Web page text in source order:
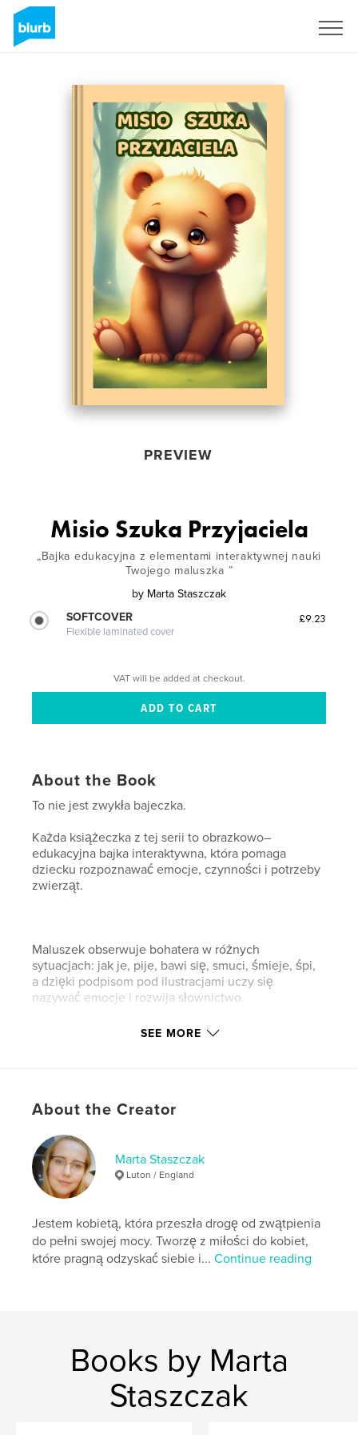
PREVIEW
Misio Szuka Przyjaciela
„Bajka edukacyjna z elementami interaktywnej nauki
Twojego maluszka ”
by Marta Staszczak
SOFTCOVER
Flexible laminated cover
£9.23
VAT will be added at checkout.
About the Book
To nie jest zwykła bajeczka.
Każda książeczka z tej serii to obrazkowo–
edukacyjna bajka interaktywna, która pomaga
dziecku rozpoznawać emocje, czynności i potrzeby
zwierząt.
Maluszek obserwuje bohatera w różnych
sytuacjach: jak je, pije, bawi się, smuci, śmieje, śpi,
a dzięki podpisom pod ilustracjami uczy się
nazywać emocje i rozwija słownictwo.
„Co robi bohater?” „Jak się teraz czuje?”
„Dlaczego?”
Książeczka wspiera:
empatię,
SEE MORE
About the Creator
Marta Staszczak
Luton / England
Jestem kobietą, która przeszła drogę od zwątpienia
do pełni swojej mocy. Tworzę z miłości do kobiet,
które pragną odzyskać siebie i...Continue reading
Books by Marta
Staszczak